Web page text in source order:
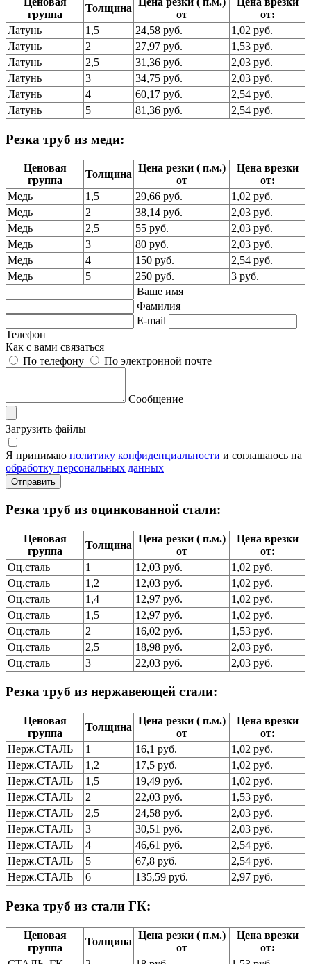
группа
Толщина
от
от:
Латунь
1,5 24,58 руб.
1,02 руб.
Латунь
2 27,97 руб.
1,53 руб.
Латунь
2,5 31,36 руб.
2,03 руб.
Латунь
3 34,75 руб.
2,03 руб.
Латунь
4 60,17 руб.
2,54 руб.
Латунь
5 81,36 руб. 2,54 руб.
Резка труб из меди:
Ценовая
группа
Толщина
Цена резки ( п.м.)
от
Цена врезки
от:
Медь
1,5 29,66 руб.
1,02 руб.
Медь
2 38,14 руб.
2,03 руб.
Медь
2,5 55 руб.
2,03 руб.
Медь
3 80 руб.
2,03 руб.
Медь
4 150 руб.
2,54 руб.
Медь
5 250 руб.
3 руб.
Ваше имя
Фамилия
E-mail
Телефон
Как с вами связаться
По телефону
По электронной почте
Сообщение
Загрузить файлы
Я принимаю политику конфиденциальности и соглашаюсь на
обработку персональных данных
Резка труб из оцинкованной стали:
Ценовая
группа
Толщина
Цена резки ( п.м.)
от
Цена врезки
от:
Оц.сталь
1 12,03 руб.
1,02 руб.
Оц.сталь
1,2 12,03 руб.
1,02 руб.
Оц.сталь
1,4 12,97 руб.
1,02 руб.
Оц.сталь
1,5 12,97 руб.
1,02 руб.
Оц.сталь
2 16,02 руб.
1,53 руб.
Оц.сталь
2,5 18,98 руб.
2,03 руб.
Оц.сталь
3 22,03 руб. 2,03 руб.
Резка труб из нержавеющей стали:
Ценовая
группа
Толщина
Цена резки ( п.м.)
от
Цена врезки
от:
Нерж.СТАЛЬ
1 16,1 руб.
1,02 руб.
Нерж.СТАЛЬ
1,2 17,5 руб.
1,02 руб.
Нерж.СТАЛЬ
1,5 19,49 руб.
1,02 руб.
Нерж.СТАЛЬ
2 22,03 руб.
1,53 руб.
Нерж.СТАЛЬ
2,5 24,58 руб.
2,03 руб.
Нерж.СТАЛЬ
3 30,51 руб.
2,03 руб.
Нерж.СТАЛЬ
4 46,61 руб.
2,54 руб.
Нерж.СТАЛЬ
5 67,8 руб.
2,54 руб.
Нерж.СТАЛЬ
6 135,59 руб. 2,97 руб.
Резка труб из стали ГК:
Ценовая
группа
Толщина
Цена резки ( п.м.)
от
Цена врезки
от: